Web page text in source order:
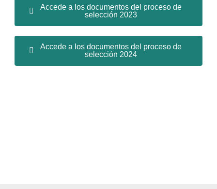
Accede a los documentos del proceso de
selección 2023
Accede a los documentos del proceso de
selección 2024